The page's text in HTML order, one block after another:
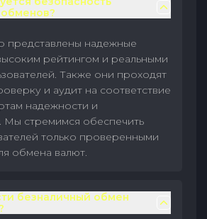
представлены надежные
рейтингом и реальными
Также они проходят
и аудит на соответствие
надежности и
Мы стремимся обеспечить
только проверенными
обмена валют.
безналичный обмен